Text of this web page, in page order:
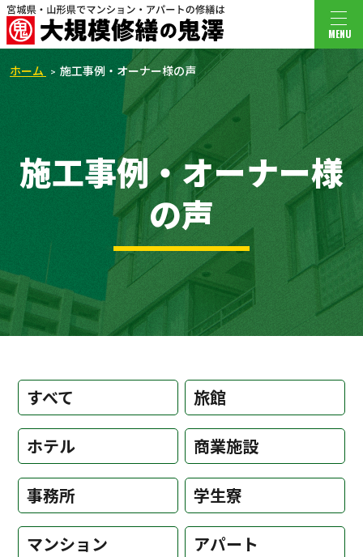
MENU
ホーム 施工事例・オーナー様の声
施工事例・オーナー様
の声
すべて 旅館
ホテル 商業施設
事務所 学生寮
マンション アパート